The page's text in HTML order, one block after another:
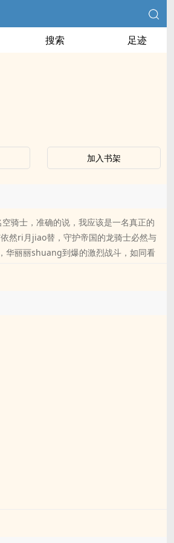
搜索 足迹
加入书架
骑士，准确的说，我应该是一名真正的
然ri月jiao替，守护帝国的龙骑士必然与
华丽丽shuang到爆的激烈战斗，如同看
开坑！…